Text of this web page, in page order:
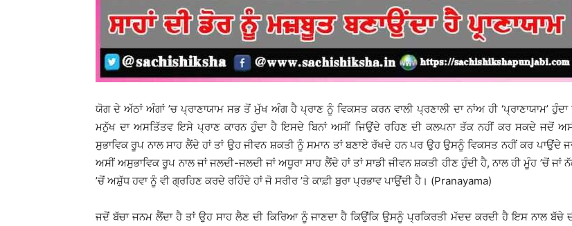
ਯੋਗ ਦੇ ਅੱਠਾਂ ਅੰਗਾਂ ’ਚ ਪ੍ਰਾਣਾਯਾਮ ਸਭ ਤੋਂ ਮੁੱਖ ਅੰਗ ਹੈ ਪ੍ਰਾਣ ਨੂੰ ਵਿਕਸਤ ਕਰਨ ਵਾਲੀ ਪ੍ਰਣਾਲੀ ਦਾ ਨਾਂਅ ਹੀ ‘ਪ੍ਰਾਣਾਯਾਮ’ ਹੁੰਦਾ
ਮਨੁੱਖ ਦਾ ਅਸਤਿੱਤਵ ਇਸੇ ਪ੍ਰਾਣ ਕਾਰਨ ਹੁੰਦਾ ਹੈ ਇਸਦੇ ਬਿਨਾਂ ਅਸੀਂ ਜਿਉਂਦੇ ਰਹਿਣ ਦੀ ਕਲਪਨਾ ਤੱਕ ਨਹੀਂ ਕਰ ਸਕਦੇ ਜਦੋਂ
ਸੁਭਾਵਿਕ ਰੂਪ ਨਾਲ ਸਾਹ ਲੈਂਦੇ ਹਾਂ ਤਾਂ ਉਹ ਜੀਵਨ ਸ਼ਕਤੀ ਨੂੰ ਸਮਾਨ ਤਾਂ ਬਣਾਏ ਰੱਖਦੇ ਹਨ ਪਰ ਉਹ ਉਸਨੂੰ ਵਿਕਸਤ ਨਹੀਂ ਕਰ ਪਾਉਂਦੇ
ਅਸੀਂ ਅਸੁਭਾਵਿਕ ਰੂਪ ਨਾਲ ਜਾਂ ਜਲਦੀ-ਜਲਦੀ ਜਾਂ ਅਧੂਰਾ ਸਾਹ ਲੈਂਦੇ ਹਾਂ ਤਾਂ ਸਾਡੀ ਜੀਵਨ ਸ਼ਕਤੀ ਹੀਣ ਹੁੰਦੀ ਹੈ, ਨਾਲ ਹੀ ਮੂੰਹ ’ਚੋਂ ਜਾਂ
’ਚੋਂ ਅਸ਼ੁੱਧ ਹਵਾ ਨੂੰ ਵੀ ਗ੍ਰਹਿਣ ਕਰਦੇ ਰਹਿੰਦੇ ਹਾਂ ਜੋ ਸਰੀਰ ’ਤੇ ਕਾਫ਼ੀ ਬੁਰਾ ਪ੍ਰਭਾਵ ਪਾਉਂਦੀ ਹੈ। (Pranayama)
ਜਦੋਂ ਬੱਚਾ ਜਨਮ ਲੈਂਦਾ ਹੈ ਤਾਂ ਉਹ ਸਾਹ ਲੈਣ ਦੀ ਕਿਰਿਆ ਨੂੰ ਜਾਣਦਾ ਹੈ ਕਿਉਂਕਿ ਉਸਨੂੰ ਪ੍ਰਕਿਰਤੀ ਮੱਦਦ ਕਰਦੀ ਹੈ ਇਸ ਨਾਲ ਬੱਚੇ